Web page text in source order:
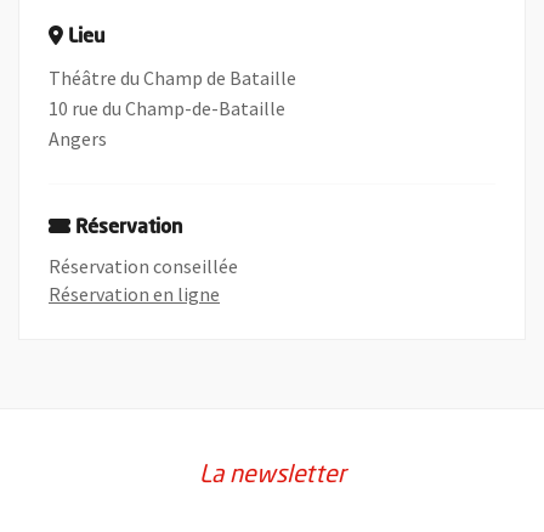
Lieu
Théâtre du Champ de Bataille
10 rue du Champ-de-Bataille
Angers
Réservation
Réservation conseillée
Réservation en ligne
La newsletter